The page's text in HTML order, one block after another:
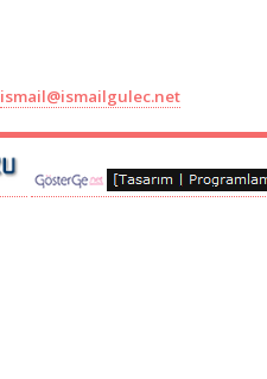
ismail@ismailgulec.net